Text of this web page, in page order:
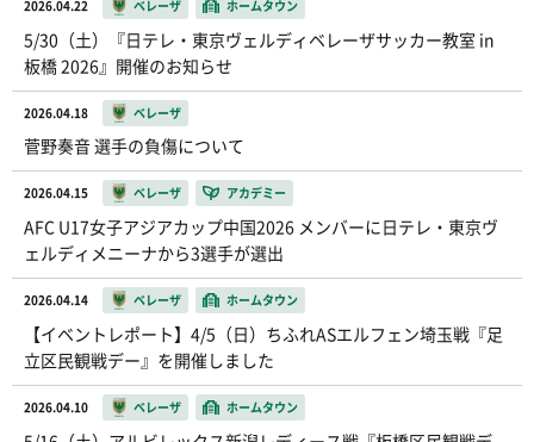
2026.04.22 ベレーザ ホームタウン
5/30（土）『日テレ・東京ヴェルディベレーザサッカー教室 in
板橋 2026』開催のお知らせ
2026.04.18 ベレーザ
菅野奏音 選手の負傷について
2026.04.15 ベレーザ アカデミー
AFC U17女子アジアカップ中国2026 メンバーに日テレ・東京ヴ
ェルディメニーナから3選手が選出
2026.04.14 ベレーザ ホームタウン
【イベントレポート】4/5（日）ちふれASエルフェン埼玉戦『足
立区民観戦デー』を開催しました
2026.04.10 ベレーザ ホームタウン